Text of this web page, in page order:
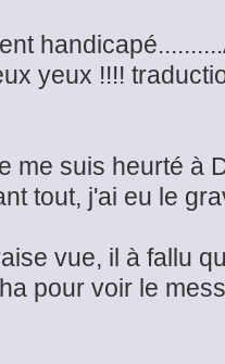
yeux !!!!
me suis heurté à
tout, j'ai eu le
vue, il à fallu
pour voir le